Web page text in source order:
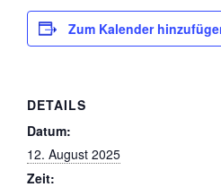
Zum Kalender
DETAILS
Datum:
12. August 2025
Zeit: